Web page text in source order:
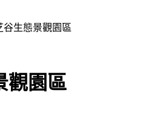
谷生態景觀園區
觀園區